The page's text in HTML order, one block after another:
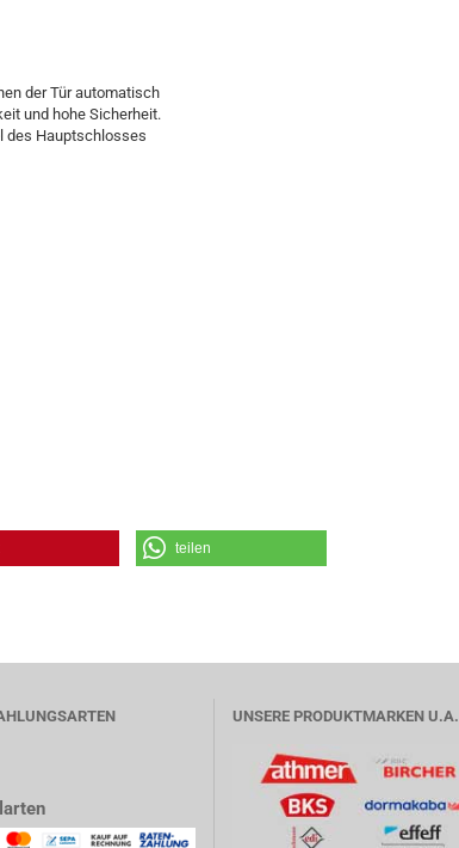
der Tür automatisch
und hohe Sicherheit.
des Hauptschlosses
teilen
UNSERE PRODUKTMARKEN U.A.